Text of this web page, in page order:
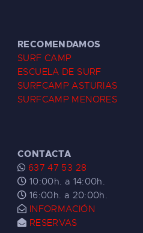
RECOMENDAMOS
SURF CAMP
ESCUELA DE SURF
SURFCAMP ASTURIAS
SURFCAMP MENORES
CONTACTA
637 47 53 28
10:00h. a 14:00h.
16:00h. a 20:00h.
INFORMACIÓN
RESERVAS